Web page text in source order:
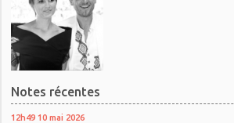
Notes récentes
12h49 10 mai 2026